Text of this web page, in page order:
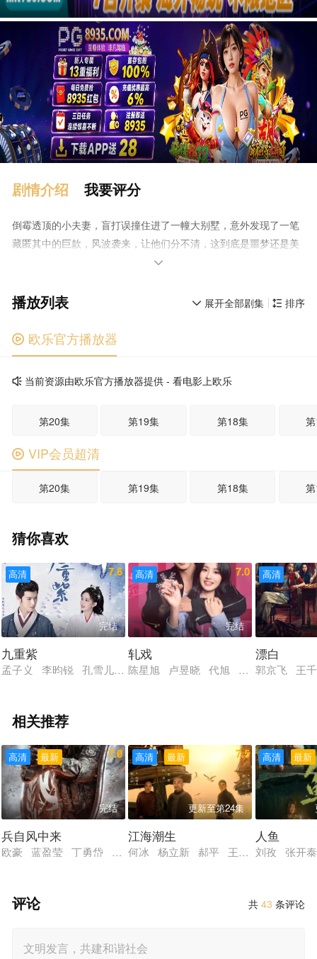
剧情介绍 我要评分
倒霉透顶的小夫妻，盲打误撞住进了一幢大别墅，意外发现了一笔
藏匿其中的巨款，风波袭来，让他们分不清，这到底是噩梦还是美

 排序
 展开全部剧集
播放列表
 欧乐官方播放器
当前资源由欧乐官方播放器提供 - 看电影上欧乐
第20集 第19集 第18集
 VIP会员超清
第20集 第19集 第18集
猜你喜欢
高清 7.6
完结
九重紫
孟子义 李昀锐 孔雪儿 夏之光 张萌 颜安 李百惠 高上淇
高清 7.0
完结
轧戏
陈星旭 卢昱晓 代旭 马思超 李婷
高清
漂白
郭京飞 王
相关推荐
最新
高清 7.0
完结
兵自风中来
欧豪 蓝盈莹 丁勇岱 史兰芽 刘奕君 阮巨 李幼斌 侯勇 于
最新
高清 7.5
更新至第24集
江海潮生
何冰 杨立新 郝平 王鸥 海一天 黑
最新
高清
人鱼
刘孜 张开
共43 条评论
评论